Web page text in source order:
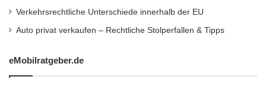
Verkehrsrechtliche Unterschiede innerhalb der EU
Auto privat verkaufen – Rechtliche Stolperfallen & Tipps
eMobilratgeber.de